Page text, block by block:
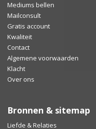
Mediums bellen
Mailconsult
Gratis account
Kwaliteit
Contact
Algemene voorwaarden
Klacht
Over ons
Bronnen & sitemap
Liefde & Relaties